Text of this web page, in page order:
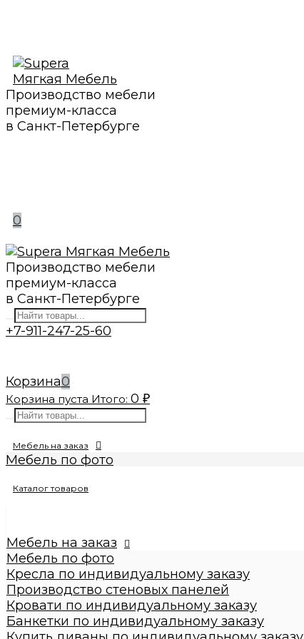
Производство мебели
премиум-класса
в Санкт-Петербурге
0
Производство мебели
премиум-класса
в Санкт-Петербурге
+7-911-247-25-60
Корзина0
Корзина пуста Итого: 0 ₽
Мебель на заказ
Мебель по фото
Кресла по индивидуальному заказу
Банкетки по индивидуальному заказу
Купить диваны по индивидуальному заказу
Стулья по индивидуальному заказу
Пуфы по индивидуальному заказу
Пуфы
Круглые пуфы
Большие 60x60x50см
Каталог товаров
Мебель на заказ
Мебель по фото
Кресла по индивидуальному заказу
Производство стеновых панелей
Кровати по индивидуальному заказу
Банкетки по индивидуальному заказу